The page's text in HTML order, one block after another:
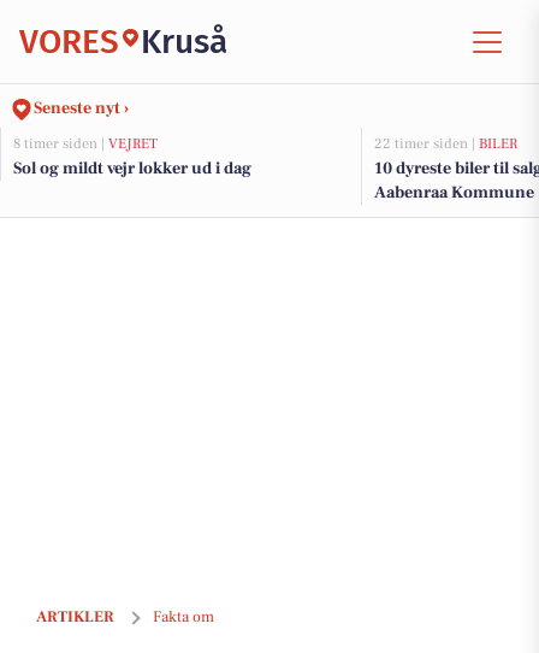
VORES Kruså
Seneste nyt ›
8 timer siden | VEJRET
Sol og mildt vejr lokker ud i dag
22 timer siden | BILER
10 dyreste biler til
Aabenraa Kommune
ARTIKLER Fakta om
Færre indbyggere i Aabenraa Kommune oplever indbrud